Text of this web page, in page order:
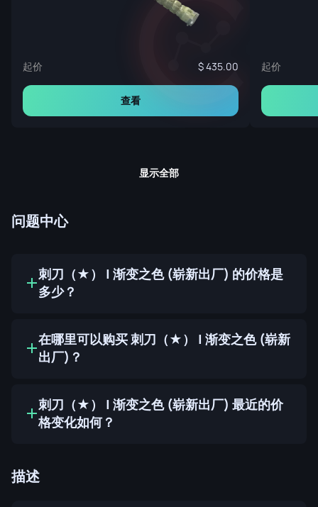
起价 435.00
查看
起价
显示全部
问题中心
刺刀（★） | 渐变之色 (崭新出厂) 的价格是
多少？
在哪里可以购买 刺刀（★） | 渐变之色 (崭新
出厂)？
刺刀（★） | 渐变之色 (崭新出厂) 最近的价
格变化如何？
描述